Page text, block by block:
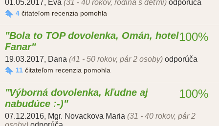
01.05.2017, Eva (31 - 40 rokov, rodina s deťmi) odporúča
4 čitateľom recenzia pomohla
Bola to TOP dovolenka, Omán, hotel
Fanar
19.03.2017, Dana (41 - 50 rokov, pár 2 osoby) odporúča
11 čitateľom recenzia pomohla
100%
Výborná dovolenka, kľudne aj
nabudúce :-)
07.12.2016, Mgr. Novackova Maria (31 - 40 rokov, pár 2
100%